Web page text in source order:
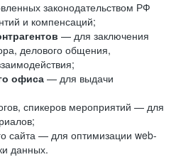
законодательством РФ
и компенсаций;
— для заключения
делового общения,
офиса — для выдачи
спикеров мероприятий — для
сайта — для оптимизации web-
данных.